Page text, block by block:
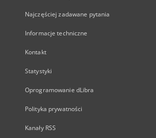
Najczęściej zadawane pytania
Informacje techniczne
Kontakt
Statystyki
Oprogramowanie dLibra
Polityka prywatności
Kanały RSS